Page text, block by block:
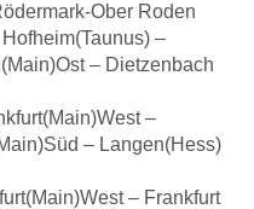
Ober Roden
–
– Dietzenbach
–
– Langen(Hess)
– Frankfurt